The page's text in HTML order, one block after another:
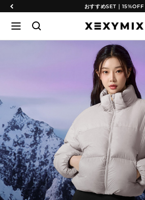
ン
ッ
戻
おすすめSET｜15%OFF
ナ
ビ
XEXYMIX
日
オ
ン
シ
プ